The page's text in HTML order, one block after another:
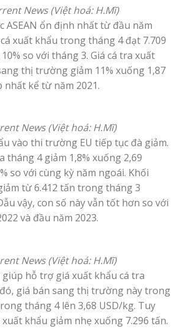
News (Việt hoá: H.Mĩ)
ASEAN ổn định nhất từ đầu năm
xuất khẩu trong tháng 4 đạt 7.709
so với tháng 3. Giá cá tra xuất
thị trường giảm 11% xuống 1,87
nhất kể từ năm 2021.
News (Việt hoá: H.Mĩ)
vào thi trường EU tiếp tục đà giảm.
tháng 4 giảm 1,8% xuống 2,69
so với cùng kỳ năm ngoái. Khối
từ 6.412 tấn trong tháng 3
vậy, con số này vẫn tốt hơn so với
và đầu năm 2023.
News (Việt hoá: H.Mĩ)
hỗ trợ giá xuất khẩu cá tra
giá bán sang thị trường này trong
tháng 4 lên 3,68 USD/kg. Tuy
khẩu giảm nhẹ xuống 7.296 tấn.